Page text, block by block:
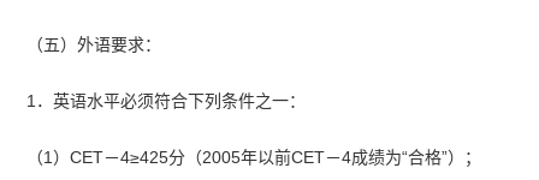
（五）外语要求：
1．英语水平必须符合下列条件之一：
（1）CET－4≥425分（2005年以前CET－4成绩为“合格”）；